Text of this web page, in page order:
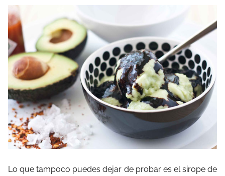
Lo que tampoco puedes dejar de probar es el sirope de